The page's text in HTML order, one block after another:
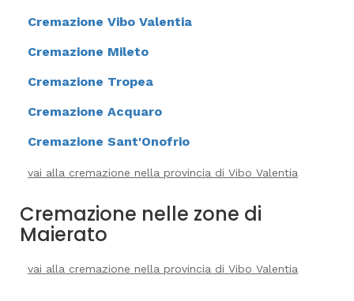
Cremazione Vibo Valentia
Cremazione Mileto
Cremazione Tropea
Cremazione Acquaro
Cremazione Sant'Onofrio
vai alla cremazione nella provincia di Vibo Valentia
Cremazione nelle zone di
Maierato
vai alla cremazione nella provincia di Vibo Valentia